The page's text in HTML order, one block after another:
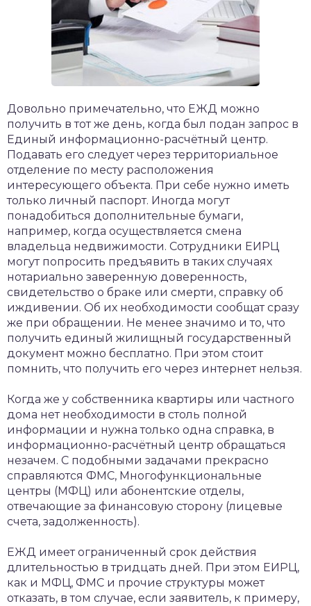
Довольно примечательно, что ЕЖД можно
получить в тот же день, когда был подан запрос в
Единый информационно-расчётный центр.
Подавать его следует через территориальное
отделение по месту расположения
интересующего объекта. При себе нужно иметь
только личный паспорт. Иногда могут
понадобиться дополнительные бумаги,
например, когда осуществляется смена
владельца недвижимости. Сотрудники ЕИРЦ
могут попросить предъявить в таких случаях
нотариально заверенную доверенность,
свидетельство о браке или смерти, справку об
иждивении. Об их необходимости сообщат сразу
же при обращении. Не менее значимо и то, что
получить единый жилищный государственный
документ можно бесплатно. При этом стоит
помнить, что получить его через интернет нельзя.
Когда же у собственника квартиры или частного
дома нет необходимости в столь полной
информации и нужна только одна справка, в
информационно-расчётный центр обращаться
незачем. С подобными задачами прекрасно
справляются ФМС, Многофункциональные
центры (МФЦ) или абонентские отделы,
отвечающие за финансовую сторону (лицевые
счета, задолженность).
ЕЖД имеет ограниченный срок действия
длительностью в тридцать дней. При этом ЕИРЦ,
как и МФЦ, ФМС и прочие структуры может
отказать, в том случае, если заявитель, к примеру,